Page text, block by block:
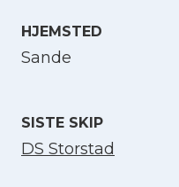
HJEMSTED
Sande
SISTE SKIP
DS Storstad